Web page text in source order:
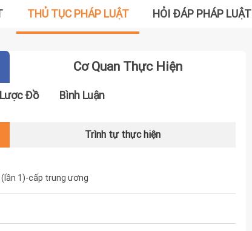
THỦ TỤC PHÁP LUẬT HỎI ĐÁP PHÁP LUẬT
Cơ Quan Thực Hiện
Lược Đồ Bình Luận
Trình tự thực hiện
(lần 1)-cấp trung ương